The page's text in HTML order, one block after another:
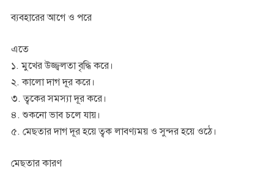
ব্যবহারের আগে ও পরে
এতে
১. মুখের উজ্জ্বলতা বৃদ্ধি করে।
২. কালো দাগ দূর করে।
৩. ত্বকের সমস্যা দূর করে।
৪. শুকনো ভাব চলে যায়।
৫. মেছতার দাগ দূর হয়ে ত্বক লাবণ্যময় ও সুন্দর হয়ে ওঠে।
মেছতার কারণ